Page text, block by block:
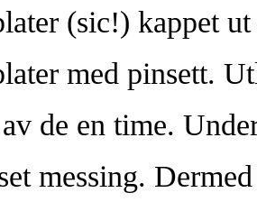
(sic!) kappet
med pinsett.
de en time.
messing.